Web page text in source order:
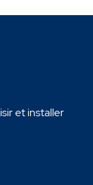
et installer